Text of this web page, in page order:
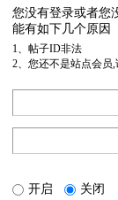
您没有登录或者您
能有如下几个原因
1、帖子ID非法
2、您还不是站点会员
开启 关闭